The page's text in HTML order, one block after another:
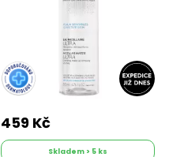
459 Kč
Skladem > 5 ks